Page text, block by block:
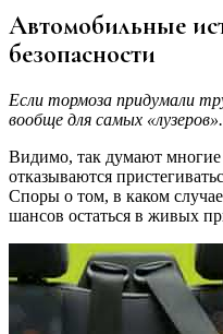
Автомобильные
безопасности
Если тормоза придумали
вообще для самых «лузеров».
Видимо, так думают
отказываются
Споры о том, в каком
шансов остаться в живых